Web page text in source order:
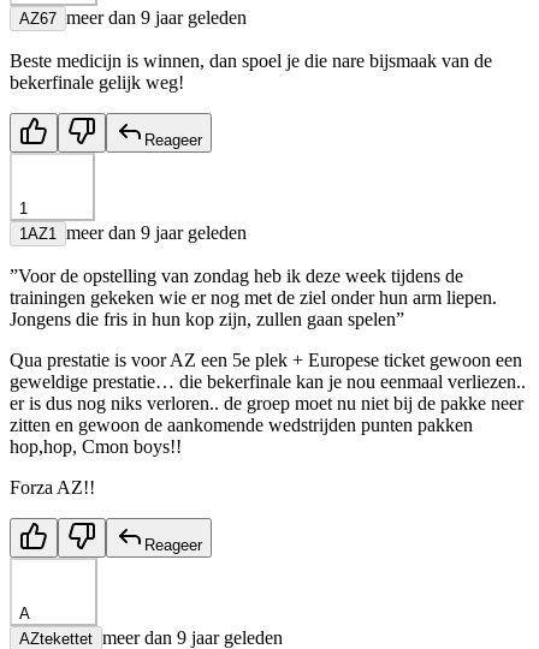
AZ67 meer dan 9 jaar geleden
Beste medicijn is winnen, dan spoel je die nare bijsmaak van de
bekerfinale gelijk weg!
Reageer
1
1AZ1
meer dan 9 jaar geleden
”Voor de opstelling van zondag heb ik deze week tijdens de
trainingen gekeken wie er nog met de ziel onder hun arm liepen.
Jongens die fris in hun kop zijn, zullen gaan spelen”
Qua prestatie is voor AZ een 5e plek + Europese ticket gewoon een
geweldige prestatie… die bekerfinale kan je nou eenmaal verliezen..
er is dus nog niks verloren.. de groep moet nu niet bij de pakke neer
zitten en gewoon de aankomende wedstrijden punten pakken
hop,hop, Cmon boys!!
Forza AZ!!
Reageer
A
AZtekettet meer dan 9 jaar geleden